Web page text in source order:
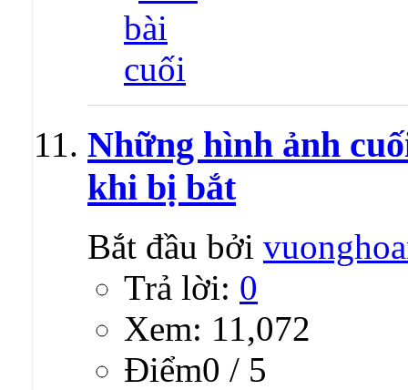
Những hình ảnh
khi bị bắt
Bắt đầu bởi
Trả lời: 0
Xem: 11,072
Ðiểm0 / 5